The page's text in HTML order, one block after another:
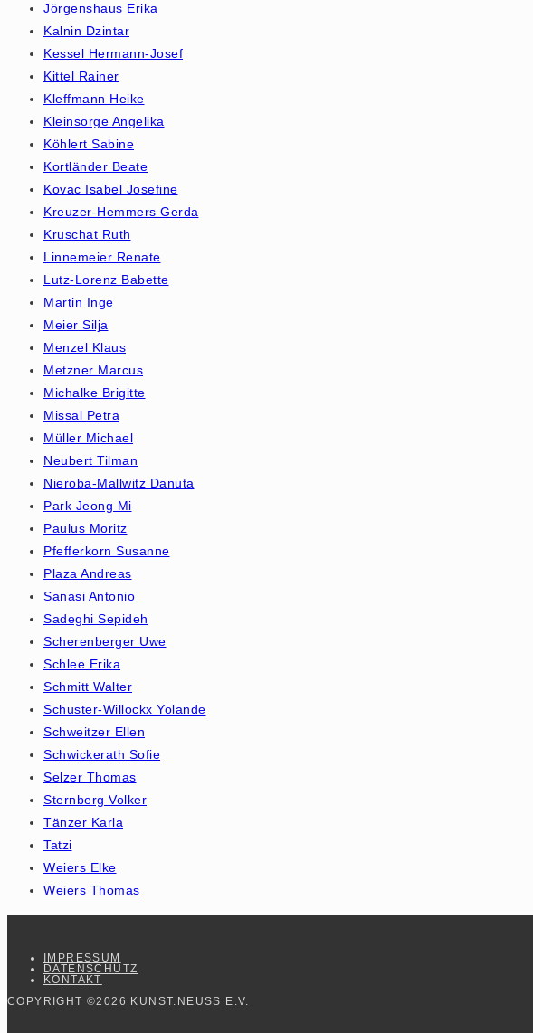
Jörgenshaus Erika
Kalnin Dzintar
Kessel Hermann-Josef
Kittel Rainer
Kleffmann Heike
Kleinsorge Angelika
Köhlert Sabine
Kortländer Beate
Kovac Isabel Josefine
Kreuzer-Hemmers Gerda
Kruschat Ruth
Linnemeier Renate
Lutz-Lorenz Babette
Martin Inge
Meier Silja
Menzel Klaus
Metzner Marcus
Michalke Brigitte
Missal Petra
Müller Michael
Neubert Tilman
Nieroba-Mallwitz Danuta
Park Jeong Mi
Paulus Moritz
Pfefferkorn Susanne
Plaza Andreas
Sanasi Antonio
Sadeghi Sepideh
Scherenberger Uwe
Schlee Erika
Schmitt Walter
Schuster-Willockx Yolande
Schweitzer Ellen
Schwickerath Sofie
Selzer Thomas
Sternberg Volker
Tänzer Karla
Tatzi
Weiers Elke
Weiers Thomas
IMPRESSUM
DATENSCHUTZ
KONTAKT
COPYRIGHT ©2026 KUNST.NEUSS E.V.